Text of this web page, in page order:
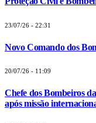
23/07/26 - 22:31
Novo Comando dos
20/07/26 - 11:09
Chefe dos Bombeiros
após missão